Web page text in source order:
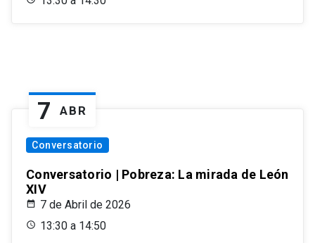
7 ABR
Conversatorio
Conversatorio | Pobreza: La mirada de León
XIV
7 de Abril de 2026
13:30 a 14:50